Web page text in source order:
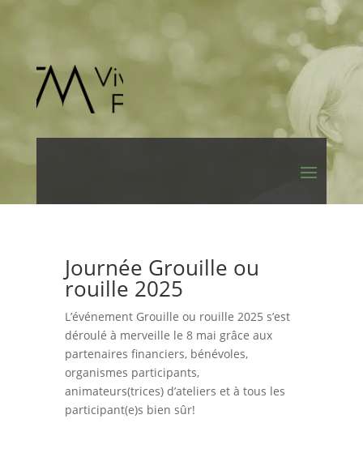
Journée Grouille ou
rouille 2025
L’événement Grouille ou rouille 2025 s’est
déroulé à merveille le 8 mai grâce aux
partenaires financiers, bénévoles,
organismes participants,
animateurs(trices) d’ateliers et à tous les
participant(e)s bien sûr!